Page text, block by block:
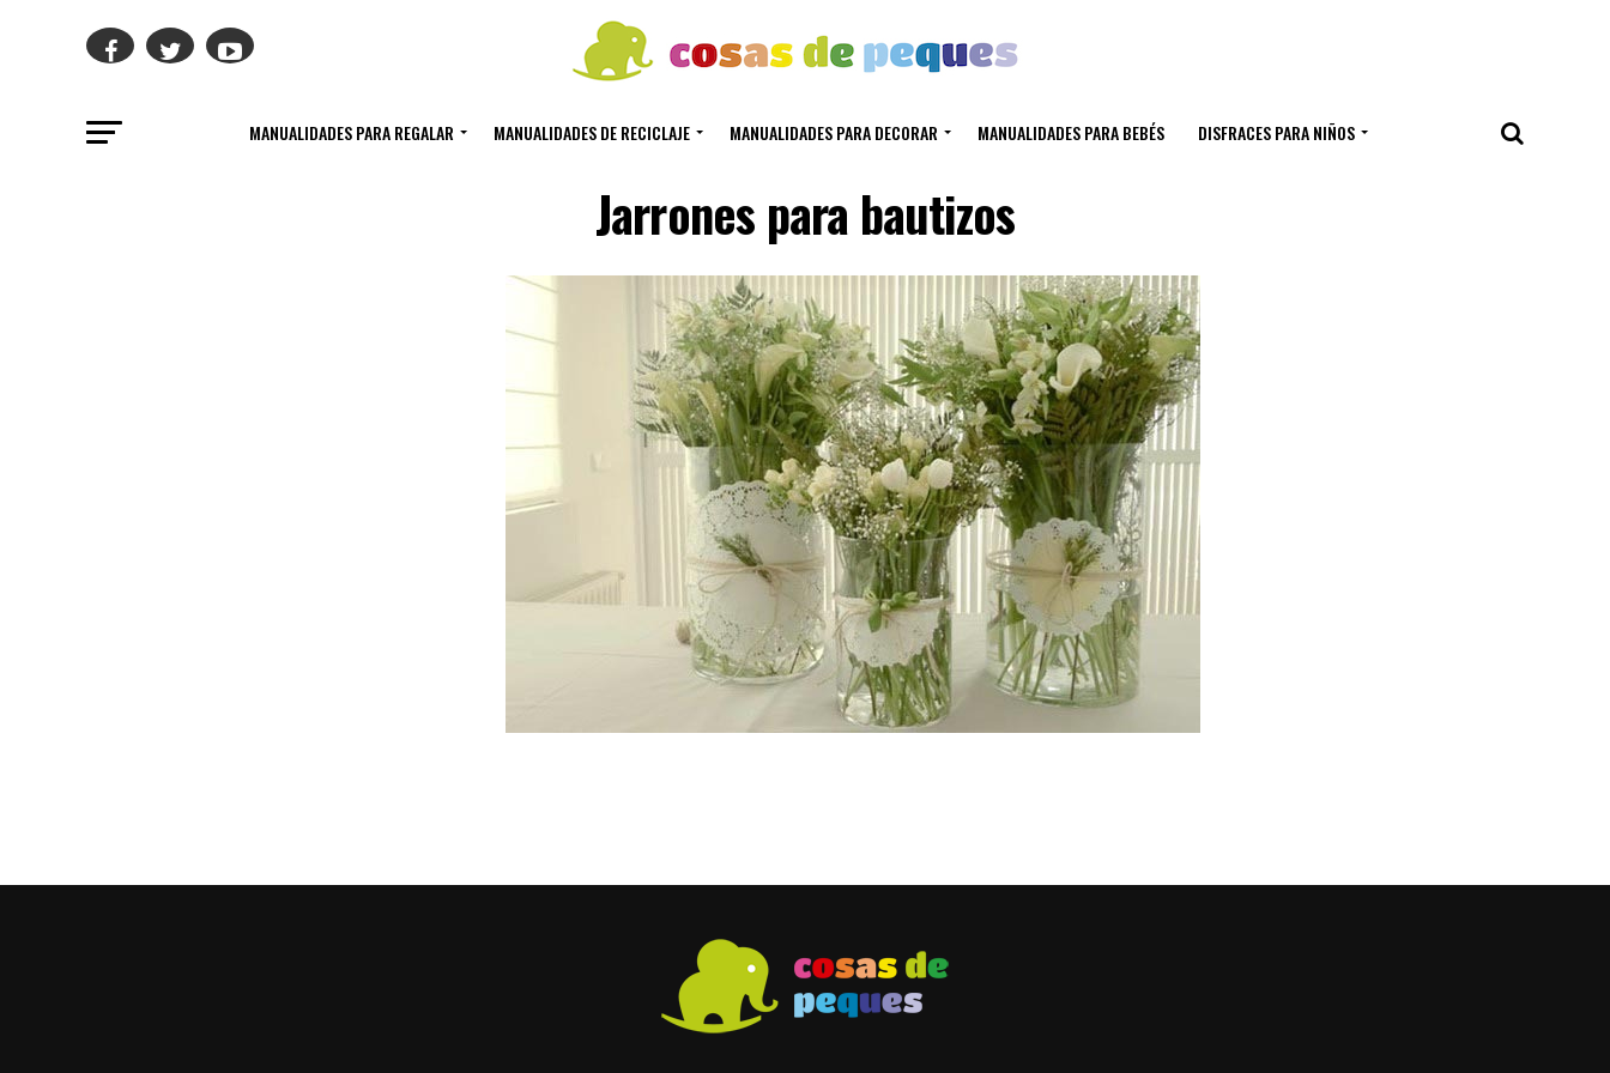
MANUALIDADES PARA REGALAR MANUALIDADES DE RECICLAJE MANUALIDADES PARA DECORAR MANUALIDADES PARA BEBÉS DISFRACES PARA NIÑOS
Jarrones para bautizos